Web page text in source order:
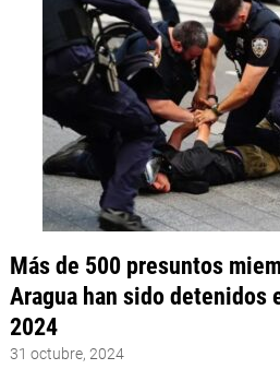
Más de 500 presuntos
Aragua han sido detenidos
2024
31 octubre, 2024